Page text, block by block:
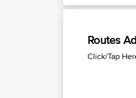
Routes
Click/Tap